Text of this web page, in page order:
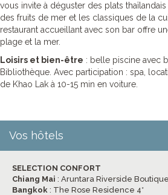
vous invite à déguster des plats
des fruits de mer et les classiques de la
restaurant accueillant avec son bar offre
plage et la mer.
Loisirs et bien-être : belle piscine avec
Bibliothèque. Avec participation : spa,
de Khao Lak à 10-15 min en voiture.
Vos hôtels
SELECTION CONFORT
Chiang Mai : Aruntara Riverside
Bangkok : The Rose Residence 4*